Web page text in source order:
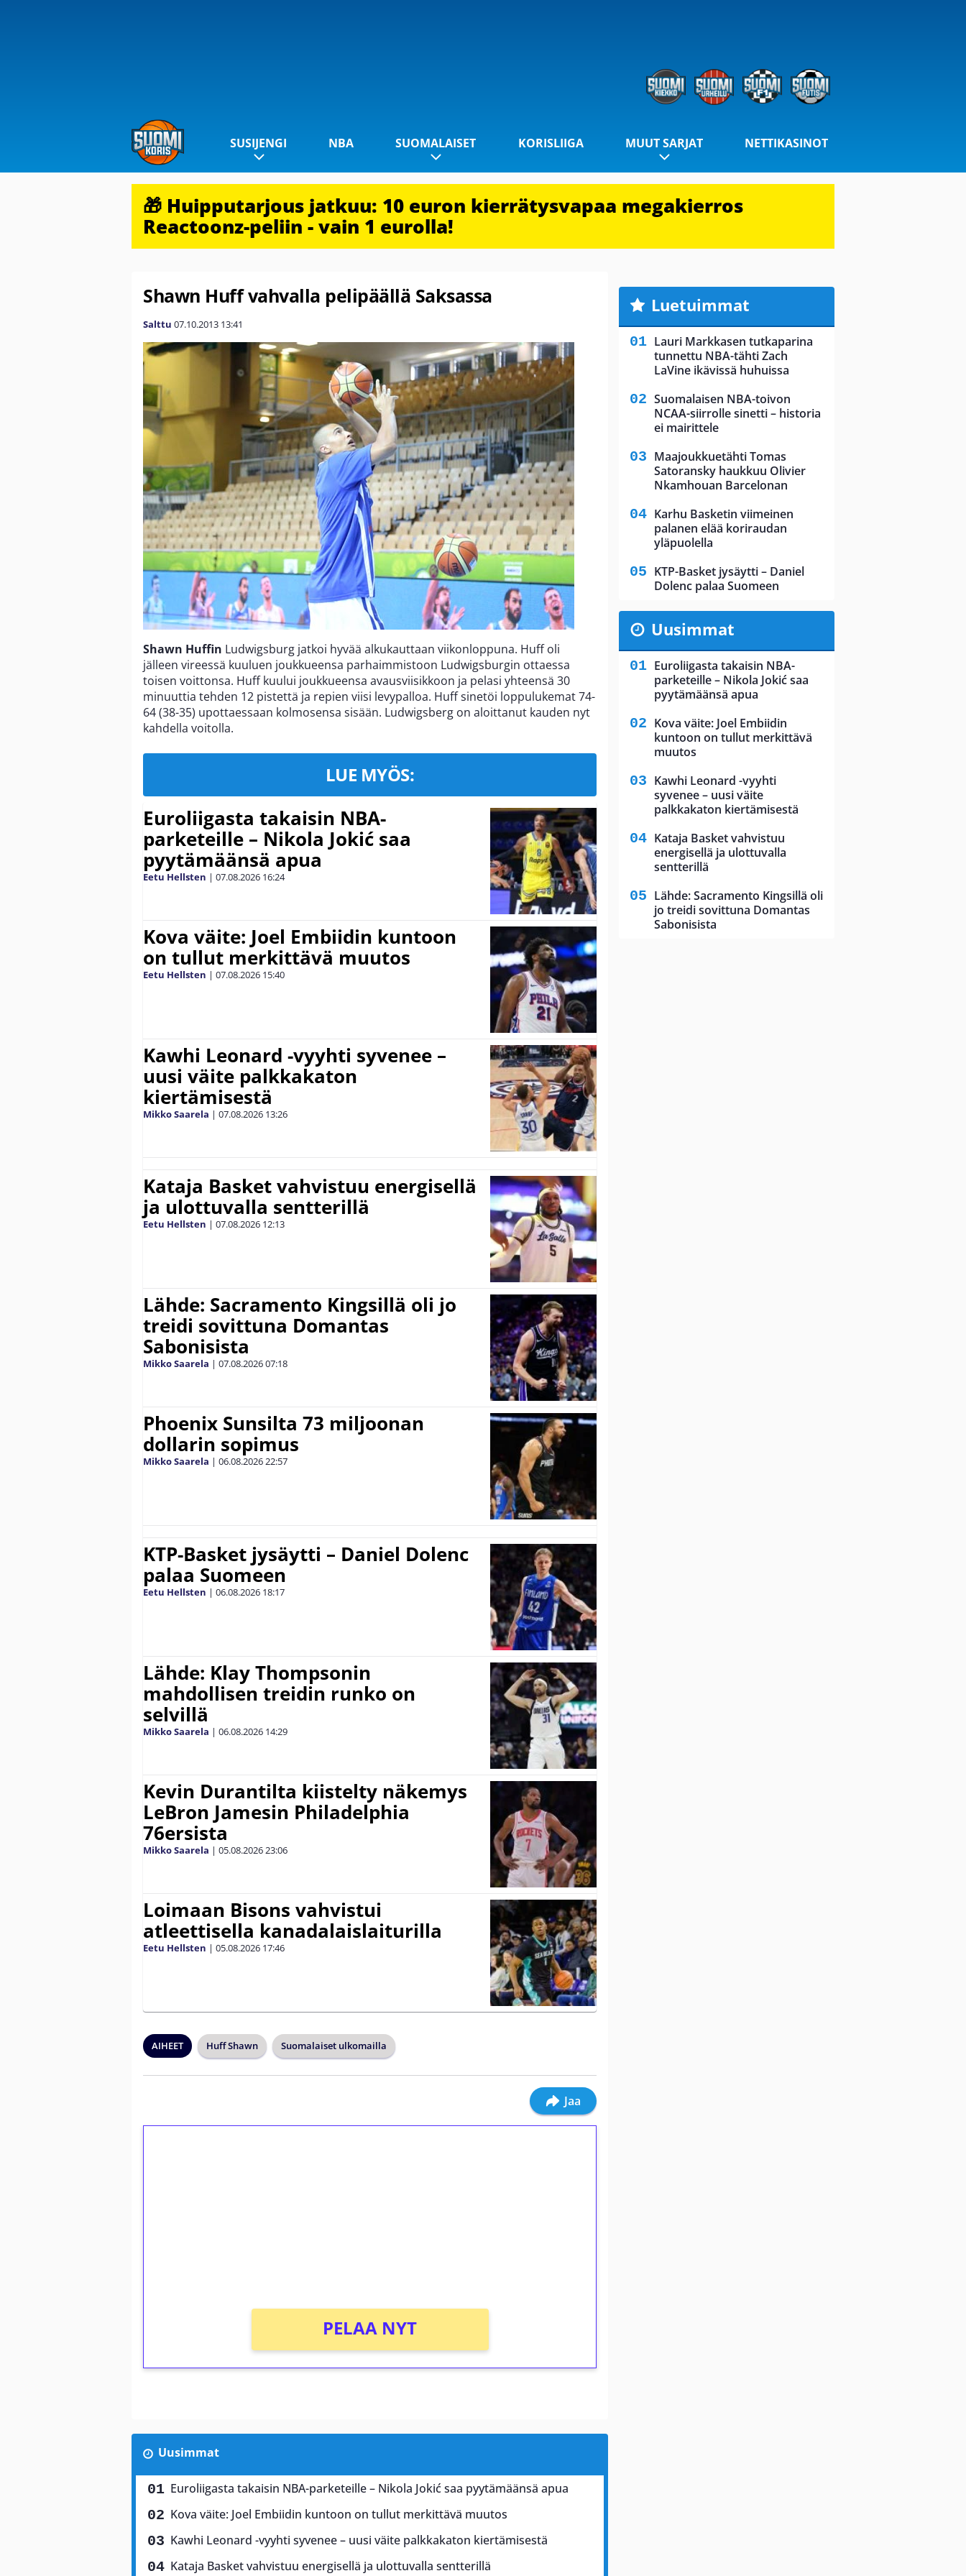
SUSIJENGI NBA SUOMALAISET KORISLIIGA MUUT SARJAT NETTIKASINOT
🎁 Huipputarjous jatkuu: 10 euron kierrätysvapaa megakierros
Reactoonz-peliin - vain 1 eurolla!
Shawn Huff vahvalla pelipäällä Saksassa
Salttu 07.10.2013 13:41
Shawn Huffin Ludwigsburg jatkoi hyvää alkukauttaan viikonloppuna. Huff oli
jälleen vireessä kuuluen joukkueensa parhaimmistoon Ludwigsburgin ottaessa
toisen voittonsa. Huff kuului joukkueensa avausviisikkoon ja pelasi yhteensä 30
minuuttia tehden 12 pistettä ja repien viisi levypalloa. Huff sinetöi loppulukemat 74-
64 (38-35) upottaessaan kolmosensa sisään. Ludwigsberg on aloittanut kauden nyt
kahdella voitolla.
LUE MYÖS:
Euroliigasta takaisin NBA-
parketeille – Nikola Jokić saa
pyytämäänsä apua
Eetu Hellsten | 07.08.2026 16:24
Kova väite: Joel Embiidin kuntoon
on tullut merkittävä muutos
Eetu Hellsten | 07.08.2026 15:40
Kawhi Leonard -vyyhti syvenee –
uusi väite palkkakaton
kiertämisestä
Mikko Saarela | 07.08.2026 13:26
Kataja Basket vahvistuu energisellä
ja ulottuvalla sentterillä
Eetu Hellsten | 07.08.2026 12:13
Lähde: Sacramento Kingsillä oli jo
treidi sovittuna Domantas
Sabonisista
Mikko Saarela | 07.08.202607:18
Phoenix Sunsilta 73 miljoonan
dollarin sopimus
Mikko Saarela | 06.08.202622:57
KTP-Basket jysäytti – Daniel Dolenc
palaa Suomeen
Eetu Hellsten | 06.08.2026 18:17
Lähde: Klay Thompsonin
mahdollisen treidin runko on
selvillä
Mikko Saarela | 06.08.2026 14:29
Kevin Durantilta kiistelty näkemys
LeBron Jamesin Philadelphia
76ersista
Mikko Saarela | 05.08.202623:06
Loimaan Bisons vahvistui
atleettisella kanadalaislaiturilla
Eetu Hellsten | 05.08.2026 17:46
AIHEET Huff Shawn Suomalaiset ulkomailla
Jaa
PELAA NYT
Uusimmat
Euroliigasta takaisin NBA-parketeille – Nikola Jokić saa pyytämäänsä apua
Kova väite: Joel Embiidin kuntoon on tullut merkittävä muutos
Kawhi Leonard -vyyhti syvenee – uusi väite palkkakaton kiertämisestä
Kataja Basket vahvistuu energisellä ja ulottuvalla sentterillä
Luetuimmat
Lauri Markkasen tutkaparina
tunnettu NBA-tähti Zach
LaVine ikävissä huhuissa
Suomalaisen NBA-toivon
NCAA-siirrolle sinetti – historia
ei mairittele
Maajoukkuetähti Tomas
Satoransky haukkuu Olivier
Nkamhouan Barcelonan
Karhu Basketin viimeinen
palanen elää koriraudan
yläpuolella
KTP-Basket jysäytti – Daniel
Dolenc palaa Suomeen
Uusimmat
Euroliigasta takaisin NBA-
parketeille – Nikola Jokić saa
pyytämäänsä apua
Kova väite: Joel Embiidin
kuntoon on tullut merkittävä
muutos
Kawhi Leonard -vyyhti
syvenee – uusi väite
palkkakaton kiertämisestä
Kataja Basket vahvistuu
energisellä ja ulottuvalla
sentterillä
Lähde: Sacramento Kingsillä oli
jo treidi sovittuna Domantas
Sabonisista